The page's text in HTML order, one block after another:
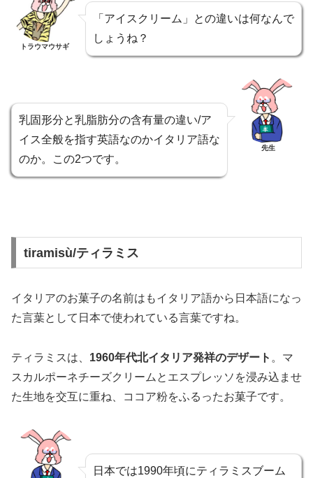
トラウマウサギ
「アイスクリーム」との違いは何なんで
しょうね？
乳固形分と乳脂肪分の含有量の違い/ア
イス全般を指す英語なのかイタリア語な
のか。この2つです。
先生
tiramisù/ティラミス
イタリアのお菓子の名前はもイタリア語から日本語になっ
た言葉として日本で使われている言葉ですね。
ティラミスは、 1960年代北イタリア発祥のデザート 。マ
スカルポーネチーズクリームとエスプレッソを浸み込ませ
た生地を交互に重ね、ココア粉をふるったお菓子です。
日本では1990年頃にティラミスブーム